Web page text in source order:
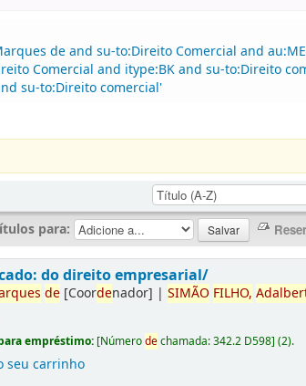
de and su-to:Direito Comercial and
Comercial and itype:BK and su-to:Direito
su-to:Direito comercial'
para:
do direito empresarial/
de [Coordenador] |SIMÃO FILHO,
empréstimo: [Númerodechamada:342.2 D598](2).
seu carrinho